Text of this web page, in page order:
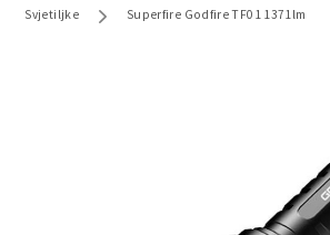
Svjetiljke Superfire Godfire TF01 1371lm